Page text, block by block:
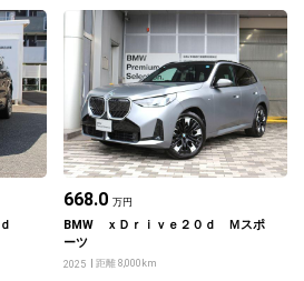
ｄ
668.0 万円
BMW ｘＤｒｉｖｅ２０ｄ Ｍスポ
ーツ
2025 距離 8,000km